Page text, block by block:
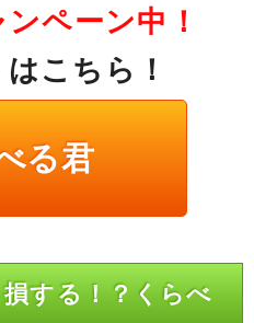
ペーン中！
こちら！
る君
する！？くらべ